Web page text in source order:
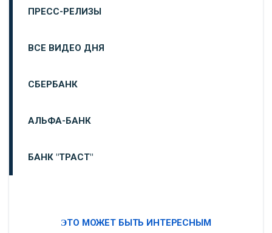
ПРЕСС-РЕЛИЗЫ
ВСЕ ВИДЕО ДНЯ
СБЕРБАНК
АЛЬФА-БАНК
БАНК "ТРАСТ"
ЭТО МОЖЕТ БЫТЬ ИНТЕРЕСНЫМ